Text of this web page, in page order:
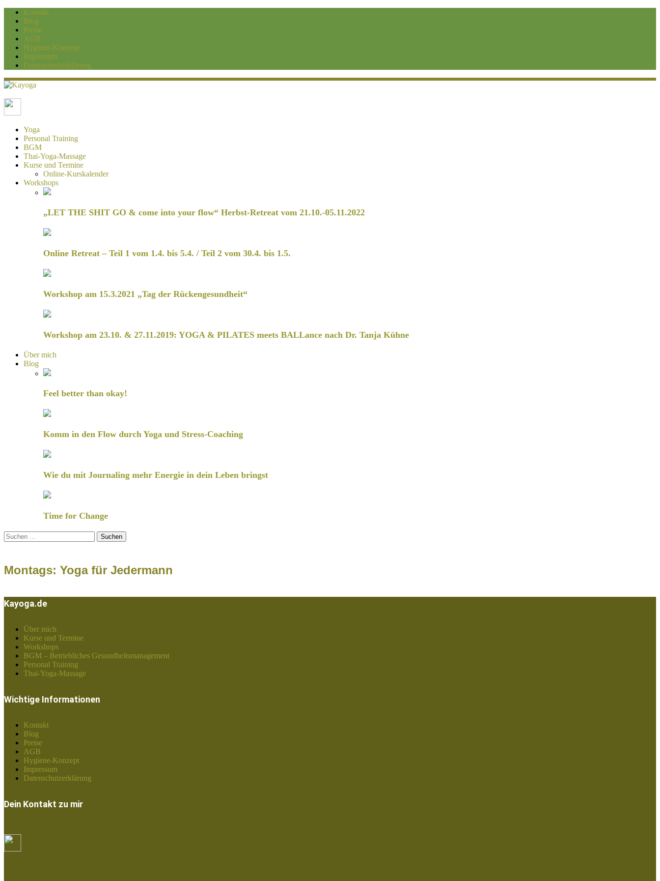
Kontakt
Blog
Preise
AGB
Hygiene-Konzept
Impressum
Datenschutzerklärung
Kayoga
Yoga und Personaltraining Duisburg
Yoga
Personal Training
BGM
Thai-Yoga-Massage
Kurse und Termine
Online-Kurskalender
Workshops
„LET THE SHIT GO & come into your flow“ Herbst-Retreat vom 21.10.-05.11.2022
Online Retreat – Teil 1 vom 1.4. bis 5.4. / Teil 2 vom 30.4. bis 1.5.
Workshop am 15.3.2021 „Tag der Rückengesundheit“
Workshop am 23.10. & 27.11.2019: YOGA & PILATES meets BALLance nach Dr. Tanja Kühne
Über mich
Blog
Feel better than okay!
Komm in den Flow durch Yoga und Stress-Coaching
Wie du mit Journaling mehr Energie in dein Leben bringst
Time for Change
Suchen
nach:
Montags: Yoga für Jedermann
Kayoga.de
Über mich
Kurse und Termine
Workshops
BGM – Betriebliches Gesundheitsmanagement
Personal Training
Thai-Yoga-Massage
Wichtige Informationen
Kontakt
Blog
Preise
AGB
Hygiene-Konzept
Impressum
Datenschutzerklärung
Dein Kontakt zu mir